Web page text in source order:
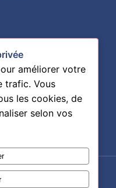
loi 1901 - RNA :
améliorer votre
trafic. Vous
les cookies, de
selon vos